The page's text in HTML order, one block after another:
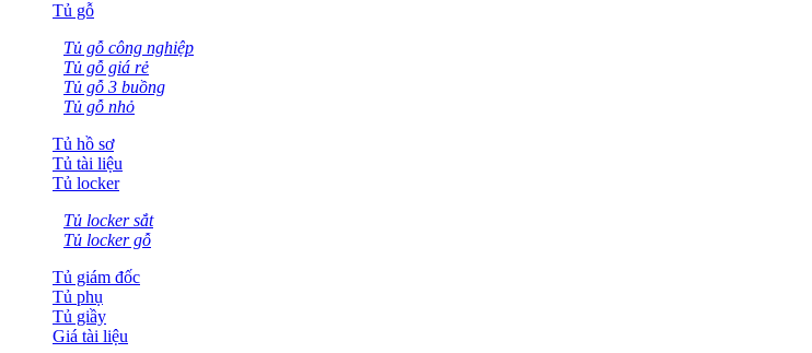
Tủ gỗ
Tủ gỗ công nghiệp
Tủ gỗ giá rẻ
Tủ gỗ 3 buồng
Tủ gỗ nhỏ
Tủ hồ sơ
Tủ tài liệu
Tủ locker
Tủ locker sắt
Tủ locker gỗ
Tủ giám đốc
Tủ phụ
Tủ giầy
Giá tài liệu